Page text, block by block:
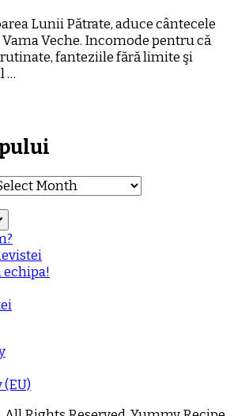
Lunii Pătrate, aduce cântecele
Vama Veche. Incomode pentru că
fanteziile fără limite şi
…
echipa!